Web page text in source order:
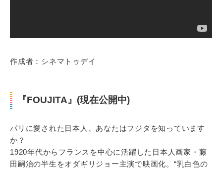
作成者：シネマトゥデイ
『FOUJITA』(現在公開中)
パリに愛された日本人、あなたはフジタを知っています
か？
1920年代からフランスを中心に活躍した日本人画家・藤
田嗣治の半生をオダギリジョー主演で映画化。“乳白色の